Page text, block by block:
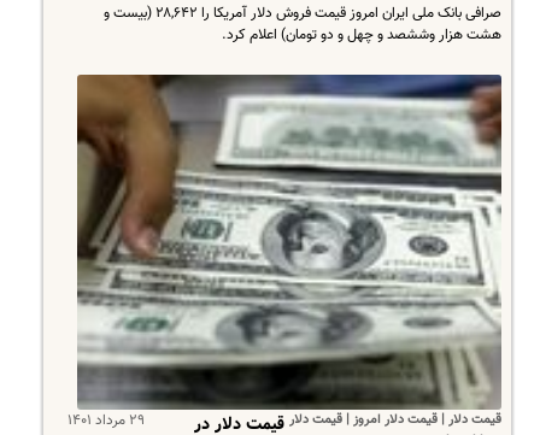
صرافی بانک ملی ایران امروز قیمت فروش دلار آمریکا را ۲۸,۶۴۲ (بیست و
هشت هزار وششصد و چهل و دو تومان) اعلام کرد.
قیمت دلار | قیمت دلار امروز | قیمت دلار
۲۹ مرداد ۱۴۰۱ قیمت دلار در